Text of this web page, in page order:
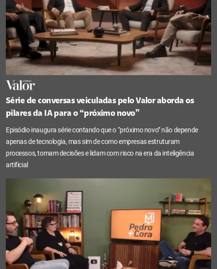
Série de conversas veiculadas pelo Valor aborda os
pilares da IA para o “próximo novo”
Episódio inaugura série contando que o “próximo novo” não depende
apenas de tecnologia, mas sim de como empresas estruturam
processos, tomam decisões e lidam com risco na era da inteligência
artificial